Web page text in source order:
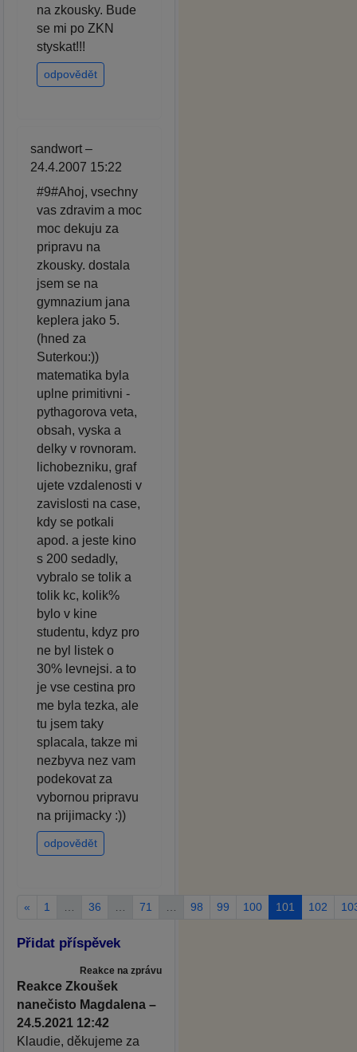
na zkousky. Bude
se mi po ZKN
styskat!!!
odpovědět
sandwort –
24.4.2007 15:22
#9#Ahoj, vsechny
vas zdravim a moc
moc dekuju za
pripravu na
zkousky. dostala
jsem se na
gymnazium jana
keplera jako 5.
(hned za
Suterkou:))
matematika byla
uplne primitivni -
pythagorova veta,
obsah, vyska a
delky v rovnoram.
lichobezniku, graf
ujete vzdalenosti v
zavislosti na case,
kdy se potkali
apod. a jeste kino
s 200 sedadly,
vybralo se tolik a
tolik kc, kolik%
bylo v kine
studentu, kdyz pro
ne byl listek o
30% levnejsi. a to
je vse cestina pro
me byla tezka, ale
tu jsem taky
splacala, takze mi
nezbyva nez vam
podekovat za
vybornou pripravu
na prijimacky :))
odpovědět
« 1 36 71 98 99 100 101 102
Přidat příspěvek
Reakce na zprávu
Reakce Zkoušek
nanečisto Magdalena –
24.5.2021 12:42
Klaudie, děkujeme za